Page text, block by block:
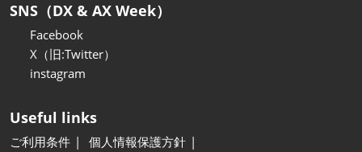
SNS（DX & AX Week）
Facebook
X（旧:Twitter）
instagram
Useful links
ご利用条件
個人情報保護方針